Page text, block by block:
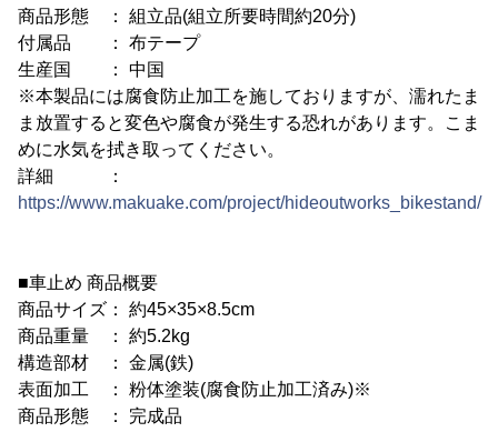
商品形態 ： 組立品(組立所要時間約20分)
付属品 ： 布テープ
生産国 ： 中国
※本製品には腐食防止加工を施しておりますが、濡れたま
ま放置すると変色や腐食が発生する恐れがあります。こま
めに水気を拭き取ってください。
詳細 ：
https://www.makuake.com/project/hideoutworks_bikestand/
■車止め 商品概要
商品サイズ： 約45×35×8.5cm
商品重量 ： 約5.2kg
構造部材 ： 金属(鉄)
表面加工 ： 粉体塗装(腐食防止加工済み)※
商品形態 ： 完成品